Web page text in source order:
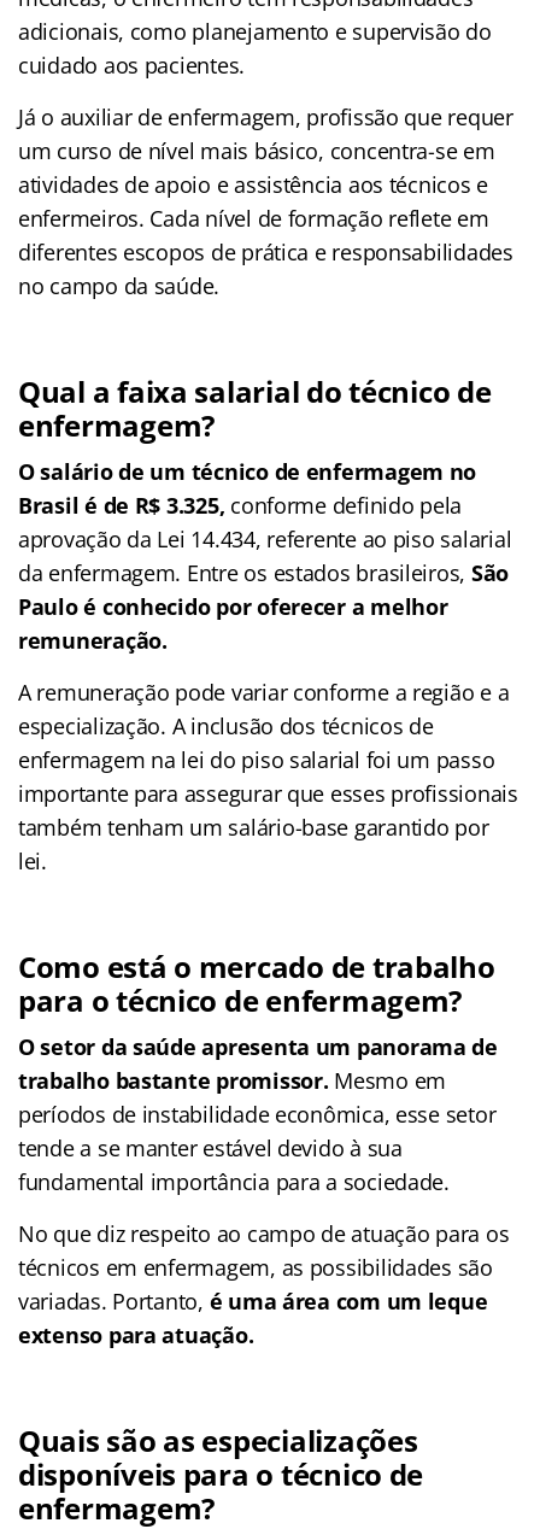
adicionais, como planejamento e supervisão do
cuidado aos pacientes.
Já o auxiliar de enfermagem, profissão que requer
um curso de nível mais básico, concentra-se em
atividades de apoio e assistência aos técnicos e
enfermeiros. Cada nível de formação reflete em
diferentes escopos de prática e responsabilidades
no campo da saúde.
Qual a faixa salarial do técnico de
enfermagem?
O salário de um técnico de enfermagem no
Brasil é de R$ 3.325, conforme definido pela
aprovação da Lei 14.434, referente ao piso salarial
da enfermagem. Entre os estados brasileiros, São
Paulo é conhecido por oferecer a melhor
remuneração.
A remuneração pode variar conforme a região e a
especialização. A inclusão dos técnicos de
enfermagem na lei do piso salarial foi um passo
importante para assegurar que esses profissionais
também tenham um salário-base garantido por
lei.
Como está o mercado de trabalho
para o técnico de enfermagem?
O setor da saúde apresenta um panorama de
trabalho bastante promissor. Mesmo em
períodos de instabilidade econômica, esse setor
tende a se manter estável devido à sua
fundamental importância para a sociedade.
No que diz respeito ao campo de atuação para os
técnicos em enfermagem, as possibilidades são
variadas. Portanto, é uma área com um leque
extenso para atuação.
Quais são as especializações
disponíveis para o técnico de
enfermagem?